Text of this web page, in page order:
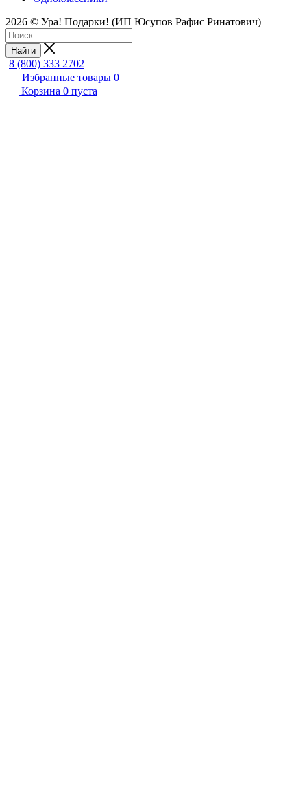
2026 © Ура! Подарки! (ИП Юсупов Рафис Ринатович)
Найти
8 (800) 333 2702
Избранные товары 0
Корзина 0 пуста